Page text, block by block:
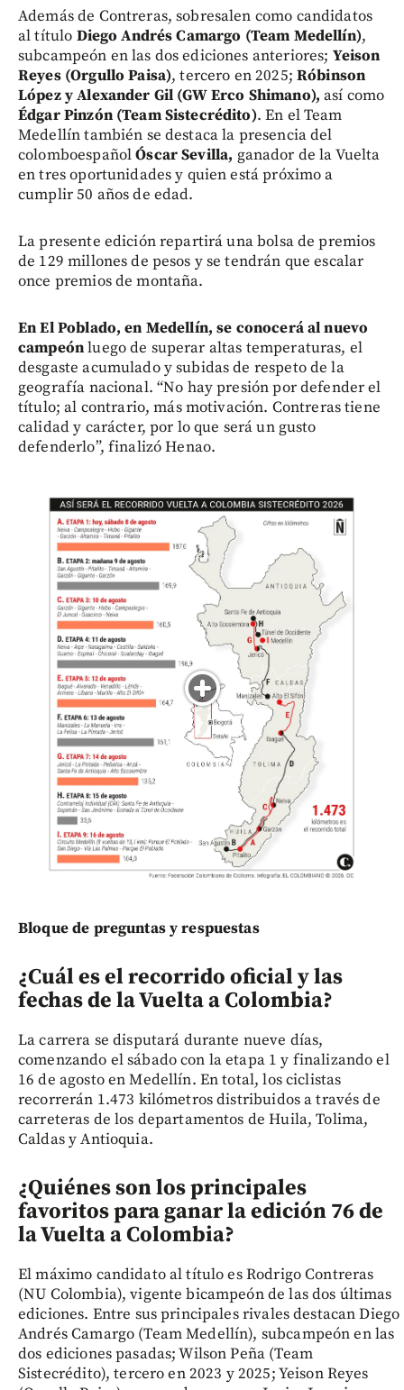
Además de Contreras, sobresalen como candidatos
al título Diego Andrés Camargo (Team Medellín),
subcampeón en las dos ediciones anteriores; Yeison
Reyes (Orgullo Paisa), tercero en 2025; Róbinson
López y Alexander Gil (GW Erco Shimano), así como
Édgar Pinzón (Team Sistecrédito). En el Team
Medellín también se destaca la presencia del
colomboespañolÓscar Sevilla, ganador de la Vuelta
en tres oportunidades y quien está próximo a
cumplir 50 años de edad.
La presente edición repartirá una bolsa de premios
de 129 millones de pesos y se tendrán que escalar
once premios de montaña.
En El Poblado, en Medellín, se conocerá al nuevo
campeónluego de superar altas temperaturas, el
desgaste acumulado y subidas de respeto de la
geografía nacional. “No hay presión por defender el
título; al contrario, más motivación. Contreras tiene
calidad y carácter, por lo que será un gusto
defenderlo”, finalizó Henao.
Bloque de preguntas y respuestas
¿Cuál es el recorrido oficial y las
fechas de la Vuelta a Colombia?
La carrera se disputará durante nueve días,
comenzando el sábado con la etapa 1 y finalizando el
16 de agosto en Medellín. En total, los ciclistas
recorrerán 1.473 kilómetros distribuidos a través de
carreteras de los departamentos de Huila, Tolima,
Caldas y Antioquia.
¿Quiénes son los principales
favoritos para ganar la edición 76 de
la Vuelta a Colombia?
El máximo candidato al título es Rodrigo Contreras
(NU Colombia), vigente bicampeón de las dos últimas
ediciones. Entre sus principales rivales destacan Diego
Andrés Camargo (Team Medellín), subcampeón en las
dos ediciones pasadas; Wilson Peña (Team
Sistecrédito), tercero en 2023 y 2025; Yeison Reyes